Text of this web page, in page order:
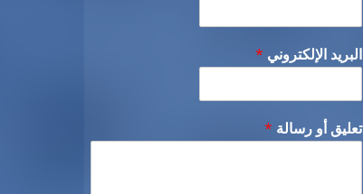
البريد الإلكتروني *
تعليق أو رسالة *